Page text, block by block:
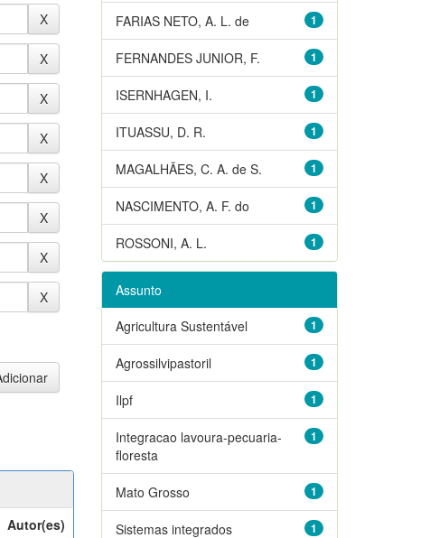
Autor(es)
1
FARIAS NETO, A. L. de
1
FERNANDES JUNIOR, F.
1
ISERNHAGEN, I.
1
ITUASSU, D. R.
1
MAGALHÃES, C. A. de S.
1
NASCIMENTO, A. F. do
1
ROSSONI, A. L.
Assunto
1
Agricultura Sustentável
1
Agrossilvipastoril
1
Ilpf
1
Integracao lavoura-pecuaria-
floresta
1
Mato Grosso
1
Sistemas integrados